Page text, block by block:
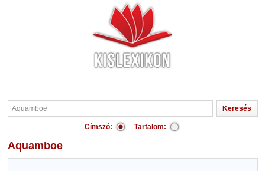
Címszó: Tartalom:
Aquamboe